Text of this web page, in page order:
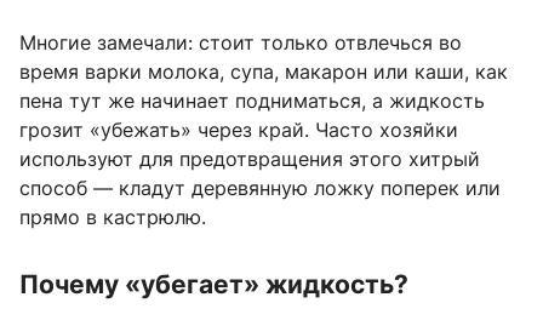
Многие замечали: стоит только отвлечься во
время варки молока, супа, макарон или каши, как
пена тут же начинает подниматься, а жидкость
грозит «убежать» через край. Часто хозяйки
используют для предотвращения этого хитрый
способ — кладут деревянную ложку поперек или
прямо в кастрюлю.
Почему «убегает» жидкость?